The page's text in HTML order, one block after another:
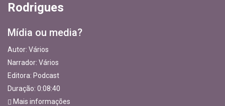
Rodrigues
Mídia ou media?
Autor: Vários
Narrador: Vários
Editora: Podcast
Duração: 0:08:40
Mais informações